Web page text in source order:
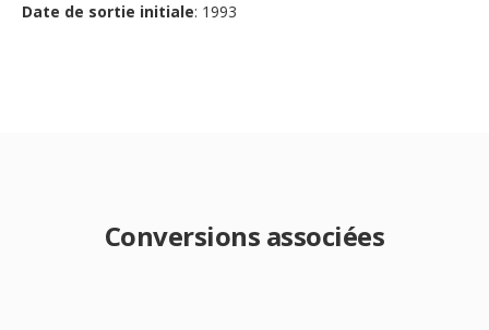
Date de sortie initiale: 1993
Conversions associées